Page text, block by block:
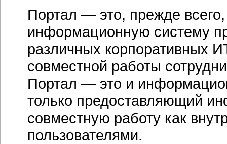
Портал — это, прежде
информационную систему
различных корпоративных
совместной работы
Портал — это и
только предоставляющий
совместную работу как
пользователями.